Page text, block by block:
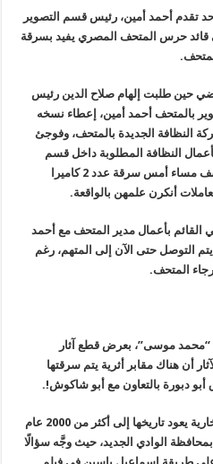
تقدم أحمد أمين، رئيس قسم التصوير
قائد حرس المتحف المصري يفيد بسرقة
حين طلبت إلهام صلاح الدين رئيس
بالمتحف أحمد أمين، إعطاء نسخه
النظافة الجديدة بالمتحف، وفوجئ
النظافة المطلوبة داخل قسم
التصوير أو المخزن الخاص به، واكتشف مساء أمس سرقة عدد 2 كاميرا
أنكرن علمهن بالواقعة.
القائم بأعمال مدير المتحف مع أحمد
التوصل حتى الآن إلى المتهم، رغم
المتحف.
“محمد موسى”، بعرض قطع آثار
أن هناك مقابر أثرية يتم سرقتها
أبو دبورة بالتعاون مع أبو شاكوش!.
وعرض “موسى” قطعة أثرية لآنية فخارية يعود تاريخها إلى أكثر من 2000 عام
الوادي الجديد، حيث وجَّه سؤالًا